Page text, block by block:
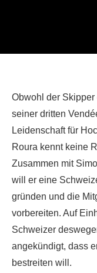
Obwohl der
seiner dritten
Leidenschaft für
Roura kennt keine
Zusammen mit
will er eine
gründen und die
vorbereiten. Auf
Schweizer
angekündigt, dass
bestreiten will.